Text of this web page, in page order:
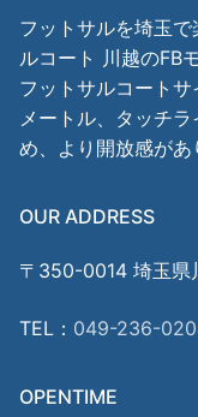
フットサルを埼玉
ルコート 川越のFB
フットサルコート
メートル、タッチ
め、より開放感があ
OUR ADDRESS
〒350-0014 埼玉県
TEL： 049-236-
OPENTIME